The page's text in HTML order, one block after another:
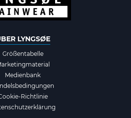
LYNGSØE
Größentabelle
Medienbank
Richtlinie